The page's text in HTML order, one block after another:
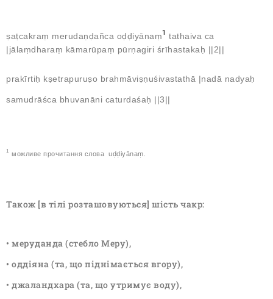
ṣaṭcakraṃ merudaṇḍañca oḍḍiyānaṃ1 tathaiva ca
|jālaṃdharaṃ kāmarūpaṃ pūrṇagiri śrīhastakaḥ ||2||
prakīrtiḥ kṣetrapuruṣo brahmāviṣṇuśivastathā |nadā nadyaḥ
samudrāśca bhuvanāni caturdaśaḥ ||3||
1 можливе прочитання слова uḍḍiyānaṃ.
Також [в тілі розташовуються] шість чакр:
• меруданда (стебло Меру),
• оддіяна (та, що піднімається вгору),
• джаландхара (та, що утримує воду),